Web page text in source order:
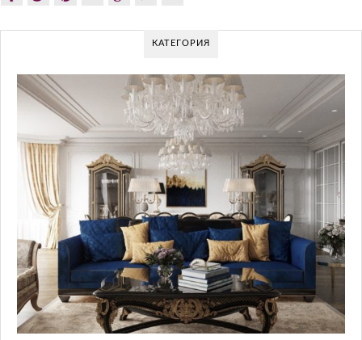
КАТЕГОРИЯ
GLAZOV DESIGN GROUP –
ПОДХОД К ДИЗАЙНУ
Glazov Design Group- это одна из лучших студий дизайна
в Росси…